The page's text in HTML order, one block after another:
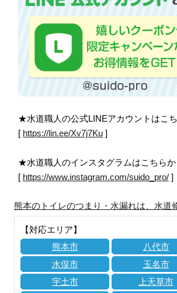
★水道職人の公式LINEアカウントはこち
[ https://lin.ee/Xv7j7Ku ]
★水道職人のインスタグラムはこちらか
[ https://www.instagram.com/suido_pro/ ]
熊本のトイレのつまり・水漏れは、水道
【対応エリア】
熊本市
八代市
水俣市
玉名市
宇土市
上天草市